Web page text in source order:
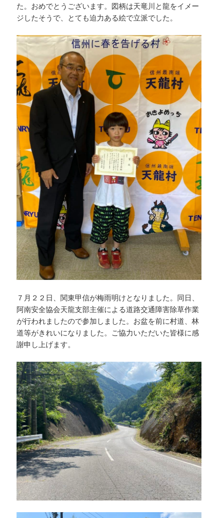
た。おめでとうございます。図柄は天竜川と龍をイメー
ジしたそうで、とても迫力ある絵で立派でした。
７月２２日、関東甲信が梅雨明けとなりました。同日、
阿南安全協会天龍支部主催による道路交通障害除草作業
が行われましたので参加しました。お盆を前に村道、林
道等がきれいになりました。ご協力いただいた皆様に感
謝申し上げます。